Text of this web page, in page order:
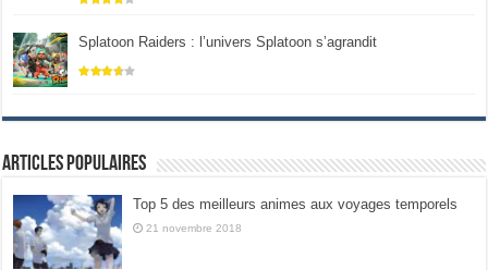
Splatoon Raiders : l’univers Splatoon s’agrandit
Articles populaires
Top 5 des meilleurs animes aux voyages temporels
21 novembre 2018